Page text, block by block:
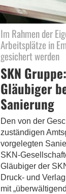
Im Rahmen der
Arbeitsplätze in
gesichert werden
SKN
Gläubiger
Sanierung
Den von der
zuständigen
vorgelegten
SKN-
Gläubiger der
Druck- und
mit